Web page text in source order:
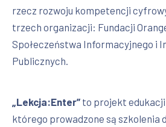
rzecz rozwoju kompetencji
trzech organizacji: Fundacji
Społeczeństwa Informacyjnego i
Publicznych.
„Lekcja:Enter” to projekt
którego prowadzone są szkolenia